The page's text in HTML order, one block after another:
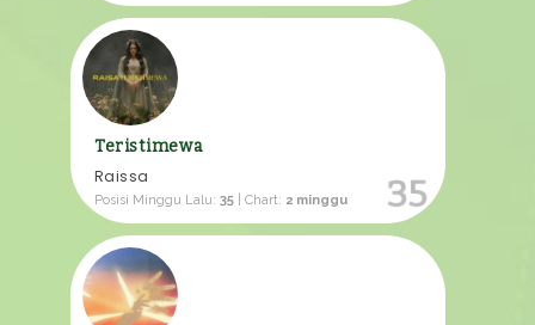
Teristimewa
Raissa
Posisi Minggu Lalu: 35 | Chart: 2 minggu 35